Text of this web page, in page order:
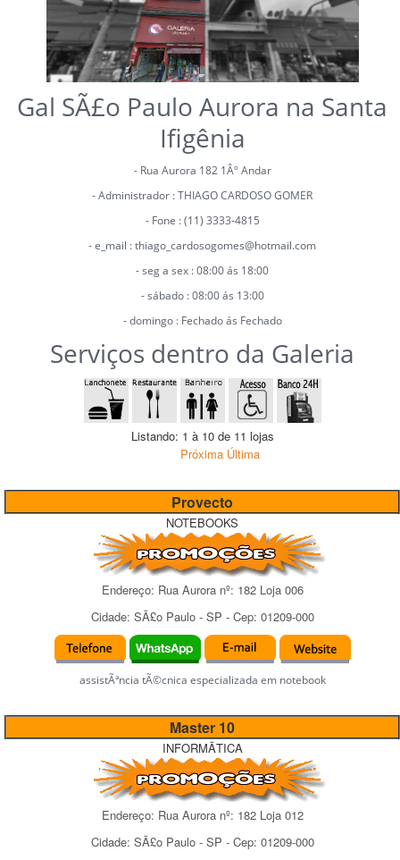
Gal SÃ£o Paulo Aurora na Santa
Ifigênia
- Rua Aurora 182 1Âº Andar
- Administrador : THIAGO CARDOSO GOMER
- Fone : (11) 3333-4815
- e_mail : thiago_cardosogomes@hotmail.com
- seg a sex : 08:00 ás 18:00
- sábado : 08:00 ás 13:00
- domingo : Fechado ás Fechado
Serviços dentro da Galeria
Listando: 1 à 10 de 11 lojas
Próxima Última
Provecto
NOTEBOOKS
Endereço: Rua Auroranº: 182 Loja 006
Cidade: SÃ£o Paulo- SP - Cep: 01209-000
assistÃªncia tÃ©cnica especializada em notebook
Master 10
INFORMÃTICA
Endereço: Rua Auroranº: 182 Loja 012
Cidade: SÃ£o Paulo- SP - Cep: 01209-000